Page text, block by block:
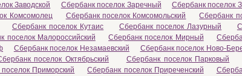
Заводской Сбербанк поселок Заречный Сбербанк поселок
Комсомолец Сбербанк поселок Комсомольский Сбербанк
Сбербанк поселок Кутаис Сбербанк поселок Лазурный
поселок Малороссийский Сбербанк поселок Мирный
Сбербанк поселок Незамаевский Сбербанк поселок Ново-
поселок Октябрьский Сбербанк поселок Парковый
Приморский Сбербанк поселок Приреченский